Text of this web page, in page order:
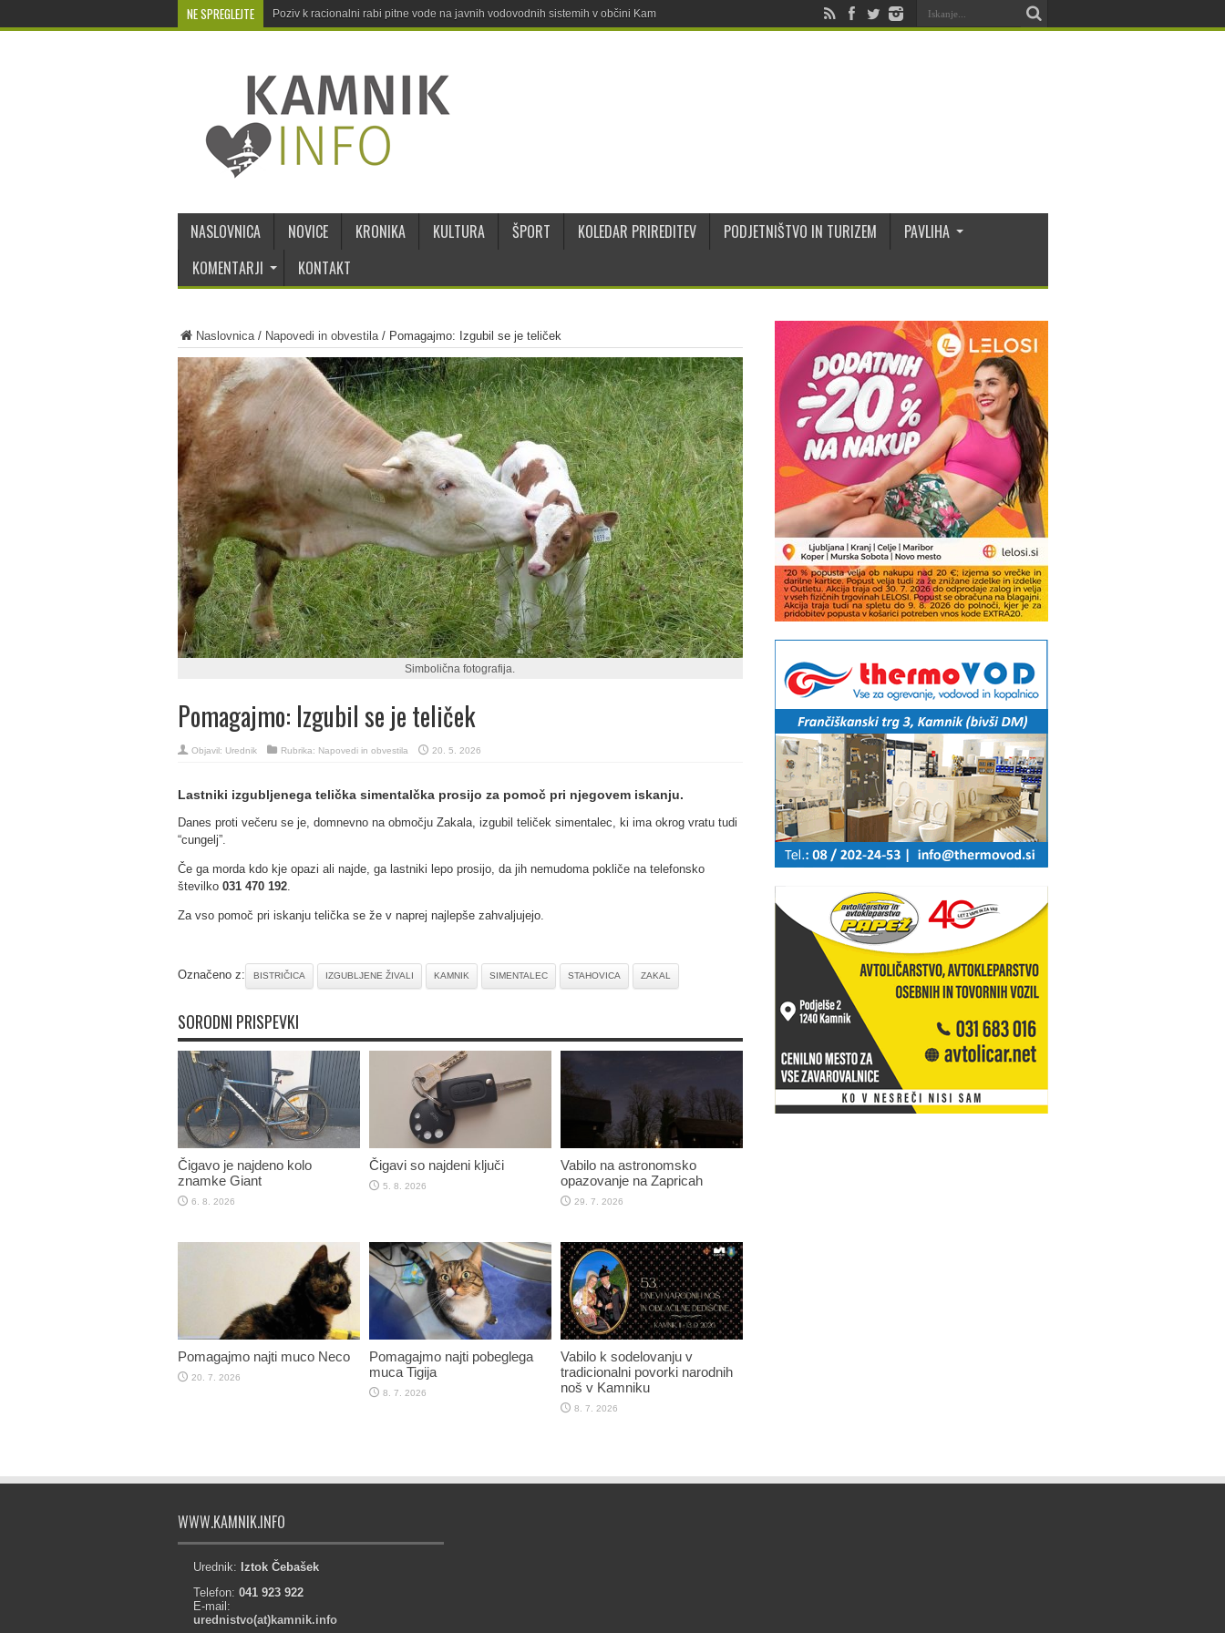
NE SPREGLEJTE Poziv k racionalni rabi pitne vode na javnih vodovodnih sistemih v občini Kamnik
NASLOVNICA NOVICE KRONIKA KULTURA ŠPORT KOLEDAR PRIREDITEV PODJETNIŠTVO IN TURIZEM
PAVLIHA
KOMENTARJI
KONTAKT
Naslovnica/ Napovedi in obvestila/ Pomagajmo: Izgubil se je teliček
Simbolična fotografija.
Pomagajmo: Izgubil se je teliček
Objavil: Urednik Rubrika: Napovedi in obvestila 20. 5. 2026
Lastniki izgubljenega telička simentalčka prosijo za pomoč pri njegovem iskanju.
Danes proti večeru se je, domnevno na območju Zakala, izgubil teliček simentalec, ki ima okrog vratu tudi
“cungelj”.
Če ga morda kdo kje opazi ali najde, ga lastniki lepo prosijo, da jih nemudoma pokliče na telefonsko
številko 031 470 192.
Za vso pomoč pri iskanju telička se že v naprej najlepše zahvaljujejo.
Označeno z: BISTRIČICA IZGUBLJENE ŽIVALI KAMNIK SIMENTALEC STAHOVICA ZAKAL
SORODNI PRISPEVKI
Čigavo je najdeno kolo
znamke Giant
6. 8. 2026
Čigavi so najdeni ključi
5. 8. 2026
Vabilo na astronomsko
opazovanje na Zapricah
29. 7. 2026
Pomagajmo najti muco Neco
20. 7. 2026
Pomagajmo najti pobeglega
muca Tigija
8. 7. 2026
Vabilo k sodelovanju v
tradicionalni povorki narodnih
noš v Kamniku
8. 7. 2026
WWW.KAMNIK.INFO
Urednik: Iztok Čebašek
Telefon: 041 923 922
E-mail:
urednistvo(at)kamnik.info